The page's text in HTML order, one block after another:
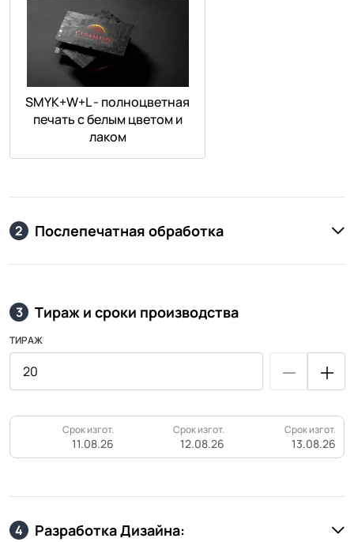
SMYK+W+L - полноцветная
печать с белым цветом и
лаком
2 Послепечатная обработка
3 Тираж и сроки производства
ТИРАЖ
Срок изгот.
11.08.26
Срок изгот.
12.08.26
Срок изгот.
13.08.26
4 Разработка Дизайна: